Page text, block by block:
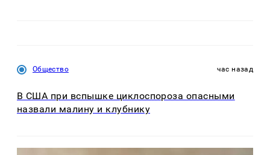
Общество час назад
В США при вспышке циклоспороза опасными
назвали малину и клубнику